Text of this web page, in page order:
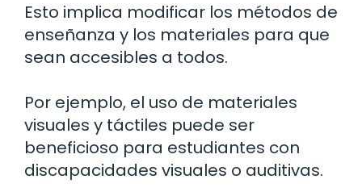
Esto implica modificar los métodos de
enseñanza y los materiales para que
sean accesibles a todos.
Por ejemplo, el uso de materiales
visuales y táctiles puede ser
beneficioso para estudiantes con
discapacidades visuales o auditivas.